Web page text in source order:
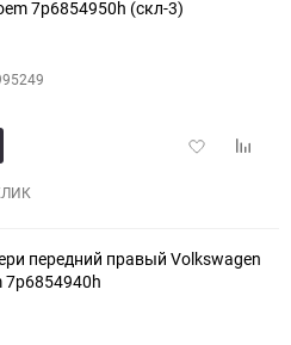
7p6854950h (скл-3)
Добавить
передний правый Volkswagen
7p6854940h